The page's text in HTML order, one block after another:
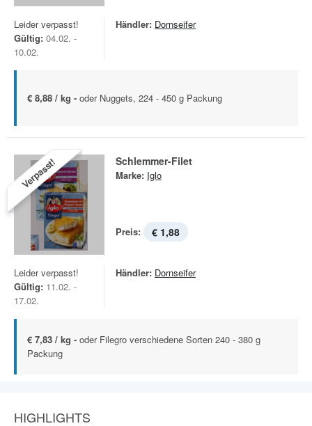
Leider verpasst!
Gültig: 04.02. -
10.02.
Händler: Dornseifer
€ 8,88 / kg - oder Nuggets, 224 - 450 g Packung
Verpasst! Schlemmer-Filet
Marke: Iglo
Preis: € 1,88
Leider verpasst!
Gültig: 11.02. -
17.02.
Händler: Dornseifer
€ 7,83 / kg - oder Filegro verschiedene Sorten 240 - 380 g
Packung
HIGHLIGHTS